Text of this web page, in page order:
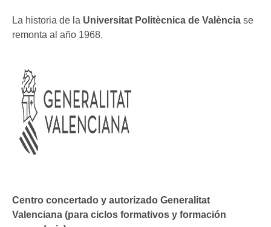
La historia de la Universitat Politècnica de València se
remonta al año 1968.
Centro concertado y autorizado Generalitat
Valenciana (para ciclos formativos y formación